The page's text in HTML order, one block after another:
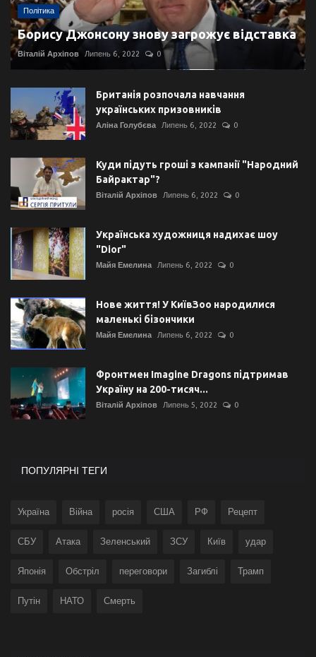
Політика
Борису Джонсону знову загрожує відставка
Віталій Архіпов Липень 6, 2022 0
Британія розпочала навчання
українських призовників
Аліна Голубєва Липень 6, 2022 0
Куди підуть гроші з кампанії "Народний
Байрактар"?
Віталій Архіпов Липень 6, 2022 0
Українська художниця надихає шоу
"Dior"
Майя Емелина Липень 6, 2022 0
Нове життя! У КиївЗоо народилися
маленькі бізончики
Майя Емелина Липень 6, 2022 0
Фронтмен Imagine Dragons підтримав
Україну на 200-тисяч...
Віталій Архіпов Липень 5, 2022 0
ПОПУЛЯРНІ ТЕГИ
Україна Війна росія США РФ Рецепт
СБУ Атака Зеленський ЗСУ Київ удар
Японія Обстріл переговори Загиблі Трамп
Путін НАТО Смерть